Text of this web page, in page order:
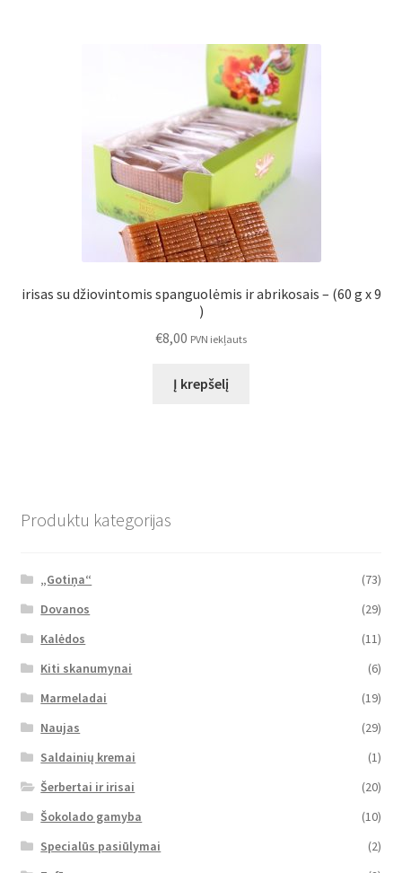
irisas su džiovintomis spanguolėmis ir abrikosais – (60 g x 9
)
€8,00 PVN iekļauts
Į krepšelį
Produktu kategorijas
„Gotiņa“
(73)
Dovanos
(29)
Kalėdos
(11)
Kiti skanumynai
(6)
Marmeladai
(19)
Naujas
(29)
Saldainių kremai
(1)
Šerbertai ir irisai
(20)
Šokolado gamyba
(10)
Specialūs pasiūlymai
(2)